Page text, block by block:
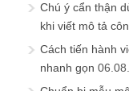
Chú ý cẩn thận
khi viết mô tả
Cách tiến hành
nhanh gọn